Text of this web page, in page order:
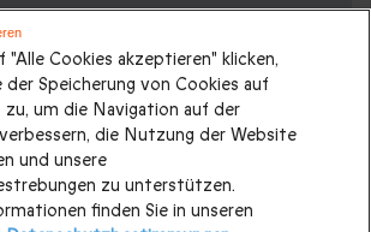
originelles Geschenk?
sich unsere anderen
"Alle Cookies akzeptieren" klicken,
der Speicherung von Cookies auf
zu, um die Navigation auf der
die Nutzung der Website
und unsere
zu unterstützen.
finden Sie in unseren